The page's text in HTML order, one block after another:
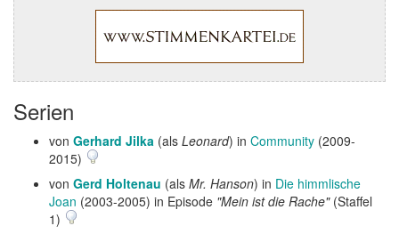
Serien
von Gerhard Jilka (als Leonard) in Community (2009-
2015)
von Gerd Holtenau (als Mr. Hanson) in Die himmlische
Joan (2003-2005) in Episode "Mein ist die Rache"(Staffel
1)